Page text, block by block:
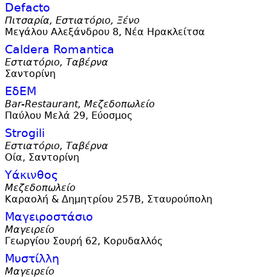
Defacto
Πιτσαρία, Εστιατόριο, Ξένο
Μεγάλου Αλεξάνδρου 8, Νέα Ηρακλείτσα
Caldera Romantica
Εστιατόριο, Ταβέρνα
Σαντορίνη
ΕδΕΜ
Bar-Restaurant, Μεζεδοπωλείο
Παύλου Μελά 29, Εύοσμος
Strogili
Εστιατόριο, Ταβέρνα
Οία, Σαντορίνη
Υάκινθος
Μεζεδοπωλείο
Καραολή & Δημητρίου 257Β, Σταυρούπολη
Μαγειροστάσιο
Μαγειρείο
Γεωργίου Σουρή 62, Κορυδαλλός
Μυστίλλη
Μαγειρείο